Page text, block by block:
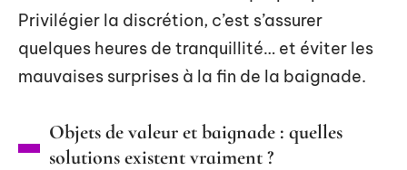
Privilégier la discrétion, c’est s’assurer
quelques heures de tranquillité… et éviter les
mauvaises surprises à la fin de la baignade.
Objets de valeur et baignade : quelles
solutions existent vraiment ?